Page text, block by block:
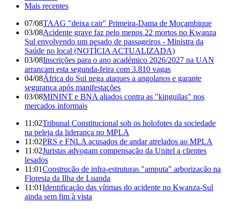
Mais recentes
07/08TAAG "deixa cair" Primeira-Dama de Moçambique
03/08Acidente grave faz pelo menos 22 mortos no Kwanza
Sul envolvendo um pesado de passageiros - Ministra da
Saúde no local (NOTÍCIA ACTUALIZADA)
03/08Inscrições para o ano académico 2026/2027 na UAN
arrancam esta segunda-feira com 3.810 vagas
04/08África do Sul nega ataques a angolanos e garante
segurança após manifestações
03/08MININT e BNA aliados contra as "kinguilas" nos
mercados informais
11:02Tribunal Constitucional sob os holofotes da sociedade
na peleja da liderança no MPLA
11:02PRS e FNLA acusados de andar atrelados ao MPLA
11:02Juristas advogam compensação da Unitel a clientes
lesados
11:01Construção de infra-estruturas "amputa" arborização na
Floresta da Ilha de Luanda
11:01Identificação das vítimas do acidente no Kwanza-Sul
ainda sem fim à vista